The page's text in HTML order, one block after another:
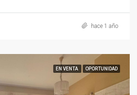
hace 1 año
EN VENTA OPORTUNIDAD